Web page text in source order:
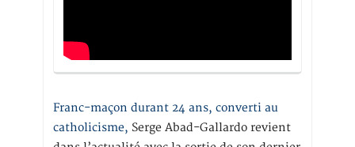
Franc-maçon durant 24 ans, converti au
catholicisme, Serge Abad-Gallardo revient